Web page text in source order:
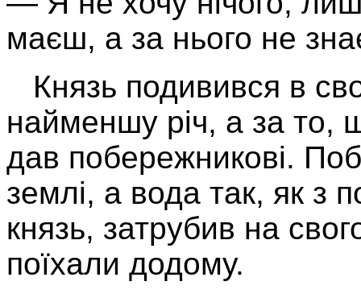
маєш, а за нього не
Князь подивився в
найменшу річ, а за то,
дав побережни­кові.
землі, а вода так, як з
князь, затрубив на
поїхали додому.